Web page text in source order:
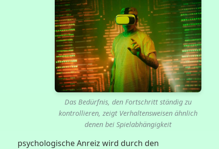
Das Bedürfnis, den Fortschritt ständig zu
kontrollieren, zeigt Verhaltensweisen ähnlich
denen bei Spielabhängigkeit
psychologische Anreiz wird durch den